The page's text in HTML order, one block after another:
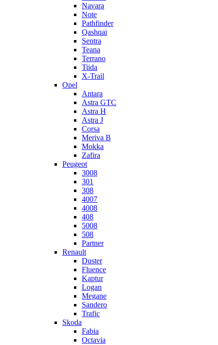
Navara
Note
Pathfinder
Qashqai
Sentra
Teana
Terrano
Tiida
X-Trail
Opel
Antara
Astra GTC
Astra H
Astra J
Corsa
Meriva B
Mokka
Zafira
Peugeot
3008
301
308
4007
4008
408
5008
508
Partner
Renault
Duster
Fluence
Kaptur
Logan
Megane
Sandero
Trafic
Skoda
Fabia
Octavia